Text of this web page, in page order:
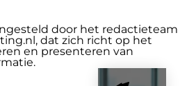
door het redactieteam
dat zich richt op het
en presenteren van